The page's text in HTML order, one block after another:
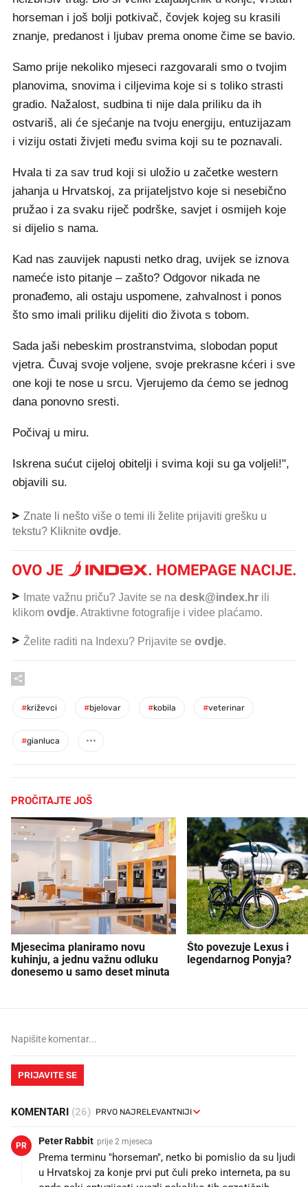
horseman i još bolji potkivač, čovjek kojeg su krasili
znanje, predanost i ljubav prema onome čime se bavio.
Samo prije nekoliko mjeseci razgovarali smo o tvojim
planovima, snovima i ciljevima koje si s toliko strasti
gradio. Nažalost, sudbina ti nije dala priliku da ih
ostvariš, ali će sjećanje na tvoju energiju, entuzijazam
i viziju ostati živjeti među svima koji su te poznavali.
Hvala ti za sav trud koji si uložio u začetke western
jahanja u Hrvatskoj, za prijateljstvo koje si nesebično
pružao i za svaku riječ podrške, savjet i osmijeh koje
si dijelio s nama.
Kad nas zauvijek napusti netko drag, uvijek se iznova
nameće isto pitanje – zašto? Odgovor nikada ne
pronađemo, ali ostaju uspomene, zahvalnost i ponos
što smo imali priliku dijeliti dio života s tobom.
Sada jaši nebeskim prostranstvima, slobodan poput
vjetra. Čuvaj svoje voljene, svoje prekrasne kćeri i sve
one koji te nose u srcu. Vjerujemo da ćemo se jednog
dana ponovno sresti.
Počivaj u miru.
Iskrena sućut cijeloj obitelji i svima koji su ga voljeli!",
objavili su.
Znate li nešto više o temi ili želite prijaviti grešku u
tekstu? Kliknite ovdje.
Imate važnu priču? Javite se na desk@index.hr ili
klikom ovdje. Atraktivne fotografije i videe plaćamo.
Želite raditi na Indexu? Prijavite se ovdje.
#križevci #bjelovar #kobila #veterinar
#gianluca
PROČITAJTE JOŠ
Mjesecima planiramo novu
kuhinju, a jednu važnu odluku
donesemo u samo deset minuta
Što povezuje Lexus i
legendarnog Ponyja?
PRIJAVITE SE
KOMENTARI (26)
PR Peter Rabbit prije 2 mjeseca
Prema terminu "horseman", netko bi pomislio da su ljudi
u Hrvatskoj za konje prvi put čuli preko interneta, pa su